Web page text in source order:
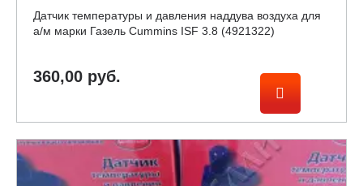
Датчик температуры и давления наддува воздуха для
а/м марки Газель Cummins ISF 3.8 (4921322)
360,00 руб.